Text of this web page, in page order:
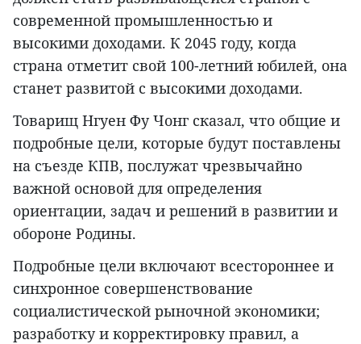
современной промышленностью и
высокими доходами. К 2045 году, когда
страна отметит свой 100-летний юбилей, она
станет развитой с высокими доходами.
Товарищ Нгуен Фу Чонг сказал, что общие и
подробные цели, которые будут поставлены
на съезде КПВ, послужат чрезвычайно
важной основой для определения
ориентации, задач и решений в развитии и
обороне Родины.
Подробные цели включают всестороннее и
синхронное совершенствование
социалистической рыночной экономики;
разработку и корректировку правил, а